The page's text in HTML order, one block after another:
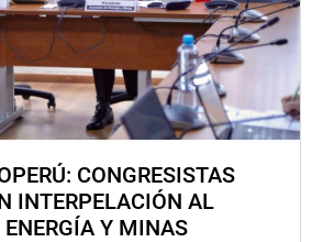
CONGRESISTAS
INTERPELACIÓN AL
Y MINAS